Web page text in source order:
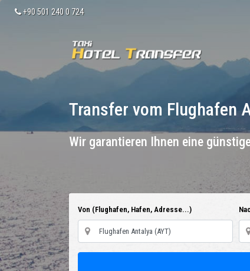
+90 501 240 0 724
Transfer vom Flughafen
Wir garantieren Ihnen eine
Von (Flughafen, Hafen, Adresse...)